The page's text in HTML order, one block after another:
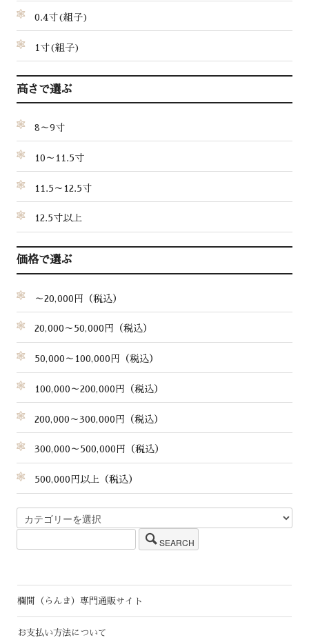
0.4寸(組子)
1寸(組子)
高さで選ぶ
8～9寸
10～11.5寸
11.5～12.5寸
12.5寸以上
価格で選ぶ
～20,000円（税込）
20,000～50,000円（税込）
50,000～100,000円（税込）
100,000～200,000円（税込）
200,000～300,000円（税込）
300,000～500,000円（税込）
500,000円以上（税込）
SEARCH
欄間（らんま）専門通販サイト
お支払い方法について